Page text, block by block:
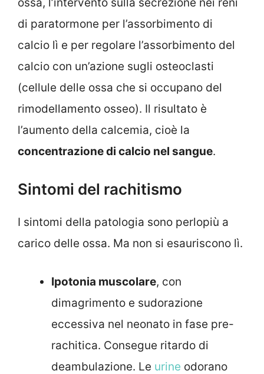
di paratormone per l’assorbimento di
calcio lì e per regolare l’assorbimento del
calcio con un’azione sugli osteoclasti
(cellule delle ossa che si occupano del
rimodellamento osseo). Il risultato è
l’aumento della calcemia, cioè la
concentrazione di calcio nel sangue.
Sintomi del rachitismo
I sintomi della patologia sono perlopiù a
carico delle ossa. Ma non si esauriscono lì.
Ipotonia muscolare, con
dimagrimento e sudorazione
eccessiva nel neonato in fase pre-
rachitica. Consegue ritardo di
deambulazione. Le urine odorano